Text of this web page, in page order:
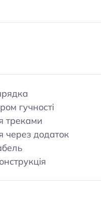
гучності
треками
через додаток